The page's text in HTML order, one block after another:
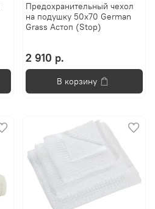
Предохранительный чехол
на подушку 50х70 German
Grass Астоп (Stop)
2 910 р.
В корзину